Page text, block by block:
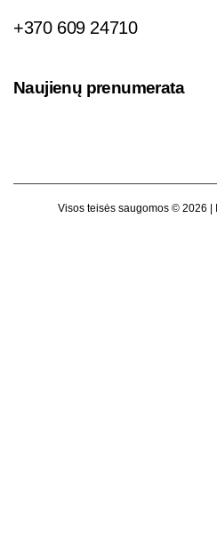
+370 609 24710
Naujienų prenumerata
Visos teisės saugomos © 2026 |